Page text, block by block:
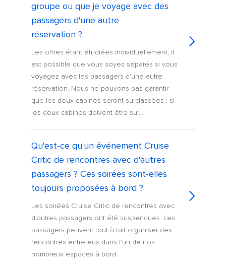
groupe ou que je voyage avec des
passagers d'une autre
réservation ?
Les offres étant étudiées individuellement, il
est possible que vous soyez séparés si vous
voyagez avec les passagers d'une autre
réservation. Nous ne pouvons pas garantir
que les deux cabines seront surclassées ; si
les deux cabines doivent être sur...
Qu'est-ce qu'un événement Cruise
Critic de rencontres avec d'autres
passagers ? Ces soirées sont-elles
toujours proposées à bord ?
Les soirées Cruise Critic de rencontres avec
d'autres passagers ont été suspendues. Les
passagers peuvent tout à fait organiser des
rencontres entre eux dans l'un de nos
nombreux espaces à bord.